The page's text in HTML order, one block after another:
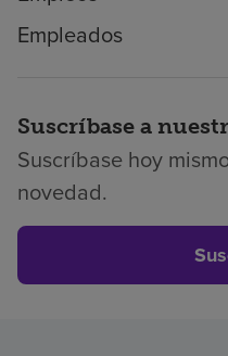
Empleados
Suscríbase a
Suscríbase hoy
novedad.